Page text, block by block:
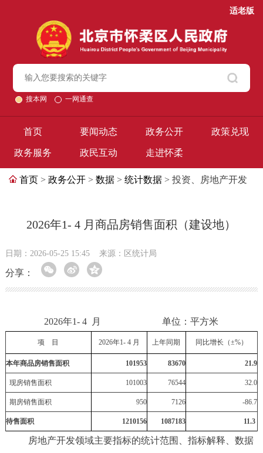
适老版
搜本网 一网通查
首页 要闻动态 政务公开 政策兑现
政务服务 政民互动 走进怀柔
首页 > 政务公开 > 数据 > 统计数据 > 投资、房地产开发
2026年1- 4 月商品房销售面积（建设地）
日期：2026-05-25 15:45 来源：区统计局
分享：
2026年1- 4 月 单位：平方米
项 目 2026年1-4 月 上年同期 同比增长（±%）
本年商品房销售面积 101953 83670 21.9
现房销售面积 101003 76544 32.0
期房销售面积 950 7126 -86.7
待售面积 1210156 1087183 11.3
房地产开发领域主要指标的统计范围、指标解释、数据